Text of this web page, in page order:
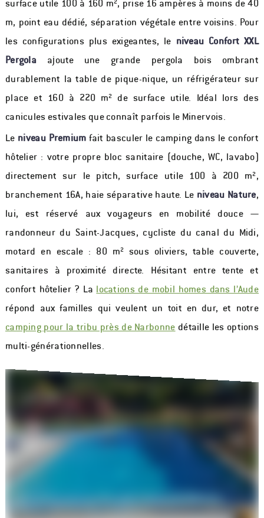
surface utile 100 à 160 m², prise 16 ampères à moins de 40
m, point eau dédié, séparation végétale entre voisins. Pour
les configurations plus exigeantes, le niveau Confort XXL
Pergola ajoute une grande pergola bois ombrant
durablement la table de pique-nique, un réfrigérateur sur
place et 160 à 220 m² de surface utile. Idéal lors des
canicules estivales que connaît parfois le Minervois.
Le niveau Premium fait basculer le camping dans le confort
hôtelier : votre propre bloc sanitaire (douche, WC, lavabo)
directement sur le pitch, surface utile 100 à 200 m²,
branchement 16A, haie séparative haute. Le niveau Nature,
lui, est réservé aux voyageurs en mobilité douce —
randonneur du Saint-Jacques, cycliste du canal du Midi,
motard en escale : 80 m² sous oliviers, table couverte,
sanitaires à proximité directe. Hésitant entre tente et
confort hôtelier ? La locations de mobil homes dans l’Aude
répond aux familles qui veulent un toit en dur, et notre
camping pour la tribu près de Narbonne détaille les options
multi-générationnelles.